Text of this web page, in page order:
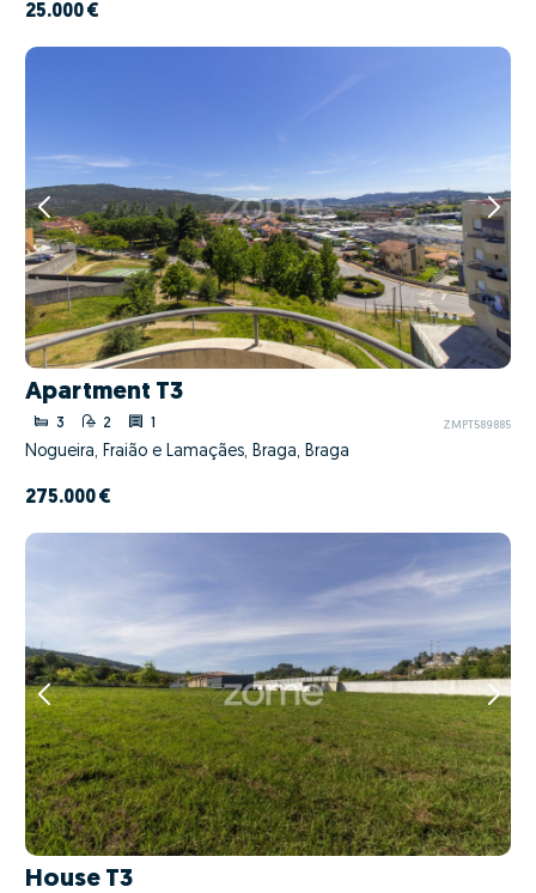
25.000 €
Apartment T3
3 2 1 ZMPT589885
Nogueira, Fraião e Lamaçães, Braga, Braga
275.000 €
House T3